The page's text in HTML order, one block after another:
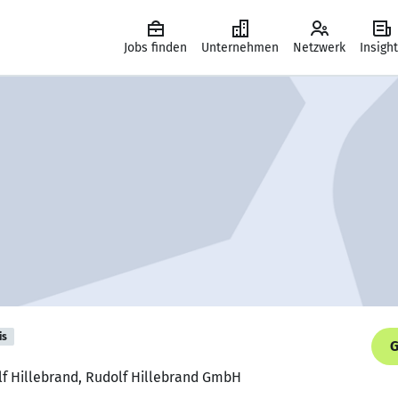
Jobs finden Unternehmen Netzwerk
Hillebrand, Rudolf Hillebrand GmbH